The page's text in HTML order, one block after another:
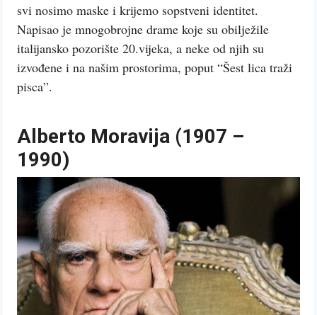
svi nosimo maske i krijemo sopstveni identitet.
Napisao je mnogobrojne drame koje su obilježile
italijansko pozorište 20.vijeka, a neke od njih su
izvođene i na našim prostorima, poput “Šest lica traži
pisca”.
Alberto Moravija (1907 –
1990)